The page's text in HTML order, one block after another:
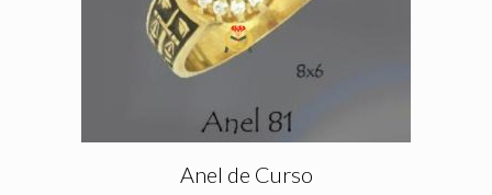
Anel de Curso